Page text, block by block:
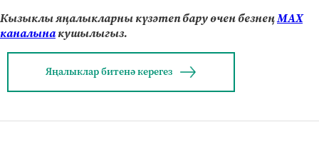
Кызыклы яңалыкларны күзәтеп бару өчен безнеңМАХ
каналынакушылыгыз.
Яңалыклар битенә керегез